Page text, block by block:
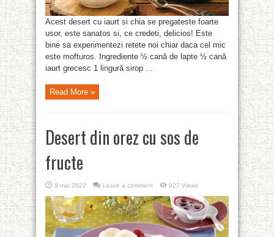
Acest desert cu iaurt si chia se pregateste foarte
usor, este sanatos si, ce credeti, delicios! Este
bine sa experimentezi retete noi chiar daca cel mic
este mofturos. Ingrediente ½ cană de lapte ½ cană
iaurt grecesc 1 lingură sirop ...
Read More »
Desert din orez cu sos de
fructe
9 mai 2022 Leave a comment 927 Views